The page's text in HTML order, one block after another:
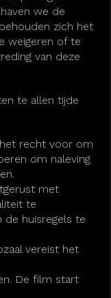
we de
zich het
weigeren of te
van deze
te allen tijde
recht voor om
om naleving
met
te
de huisregels te
vereist het
De film start